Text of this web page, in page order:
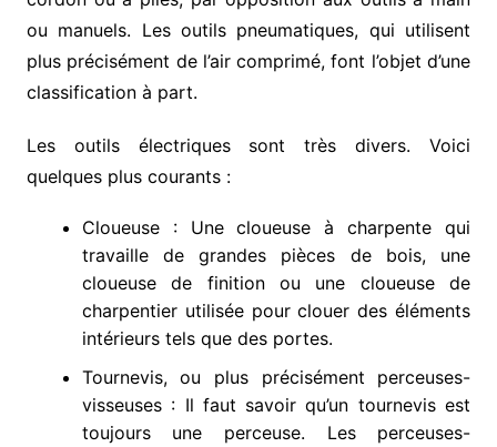
ou manuels. Les outils pneumatiques, qui utilisent
plus précisément de l’air comprimé, font l’objet d’une
classification à part.
Les outils électriques sont très divers. Voici
quelques plus courants :
Cloueuse : Une cloueuse à charpente qui
travaille de grandes pièces de bois, une
cloueuse de finition ou une cloueuse de
charpentier utilisée pour clouer des éléments
intérieurs tels que des portes.
Tournevis, ou plus précisément perceuses-
visseuses : Il faut savoir qu’un tournevis est
toujours une perceuse. Les perceuses-